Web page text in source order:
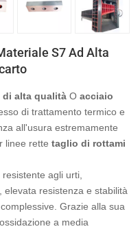
S7 Ad Alta
alta qualità O acciaio
di trattamento termico e
all'usura estremamente
linee rette taglio di rottami
agli urti,
resistenza e stabilità
Grazie alla sua
a media